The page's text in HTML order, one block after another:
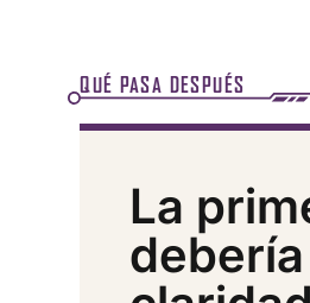
QUÉ PASA DESPUÉS
La